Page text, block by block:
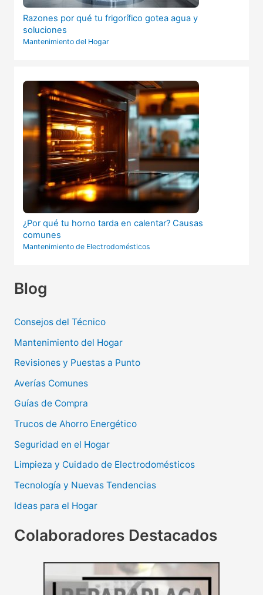
Razones por qué tu frigorífico gotea agua y
soluciones
Mantenimiento del Hogar
¿Por qué tu horno tarda en calentar? Causas
comunes
Mantenimiento de Electrodomésticos
Blog
Consejos del Técnico
Mantenimiento del Hogar
Revisiones y Puestas a Punto
Averías Comunes
Guías de Compra
Trucos de Ahorro Energético
Seguridad en el Hogar
Limpieza y Cuidado de Electrodomésticos
Tecnología y Nuevas Tendencias
Ideas para el Hogar
Colaboradores Destacados